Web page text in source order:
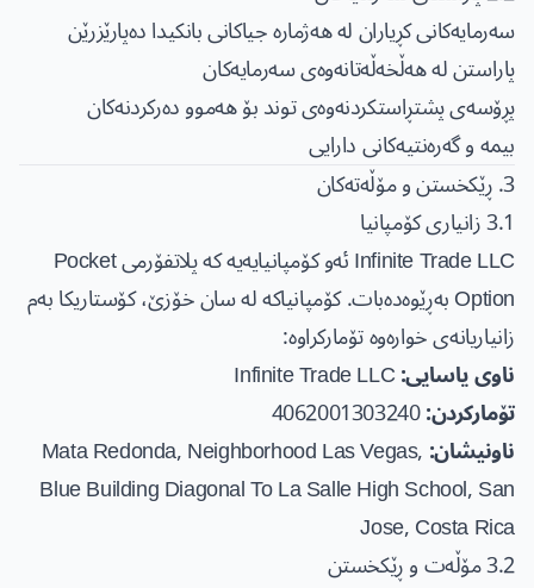
سەرمایەکانی کڕیاران لە هەژمارە جیاکانی بانکیدا دەپارێزرێن
پاراستن لە هەڵخەڵەتانەوەی سەرمایەکان
پڕۆسەی پشتڕاستکردنەوەی توند بۆ هەموو دەرکردنەکان
بیمە و گەرەنتیەکانی دارایی
3. ڕێکخستن و مۆڵەتەکان
3.1 زانیاری کۆمپانیا
Infinite Trade LLC ئەو کۆمپانیایەیە کە پلاتفۆرمی Pocket
Option بەڕێوەدەبات. کۆمپانیاکە لە سان خۆزێ، کۆستاریکا بەم
زانیاریانەی خوارەوە تۆمارکراوە:
ناوی یاسایی:
تۆمارکردن:4062001303240
ناونیشان:Mata Redonda, Neighborhood Las Vegas,
Blue Building Diagonal To La Salle High School, San
Jose, Costa Rica
3.2 مۆڵەت و ڕێکخستن